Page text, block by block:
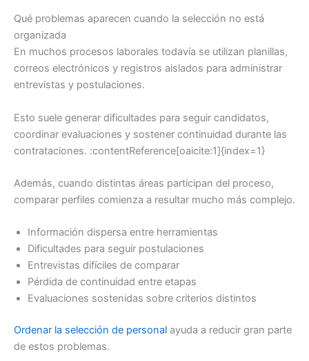
Qué problemas aparecen cuando la selección no está
organizada
En muchos procesos laborales todavía se utilizan planillas,
correos electrónicos y registros aislados para administrar
entrevistas y postulaciones.
Esto suele generar dificultades para seguir candidatos,
coordinar evaluaciones y sostener continuidad durante las
contrataciones. :contentReference[oaicite:1]{index=1}
Además, cuando distintas áreas participan del proceso,
comparar perfiles comienza a resultar mucho más complejo.
Información dispersa entre herramientas
Dificultades para seguir postulaciones
Entrevistas difíciles de comparar
Pérdida de continuidad entre etapas
Evaluaciones sostenidas sobre criterios distintos
Ordenar la selección de personal ayuda a reducir gran parte
de estos problemas.